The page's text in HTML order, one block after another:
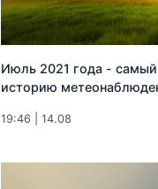
Июль 2021 года -
историю
19:46 | 14.08